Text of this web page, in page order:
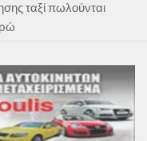
ταξί πωλούνται